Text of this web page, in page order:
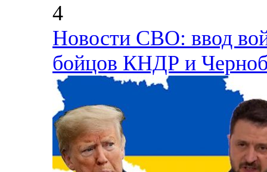
4
Новости СВО: ввод
бойцов КНДР и